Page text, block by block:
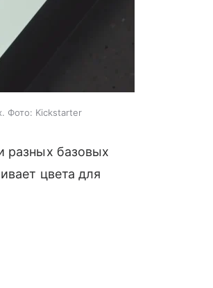
Фото: Kickstarter
разных базовых
цвета для